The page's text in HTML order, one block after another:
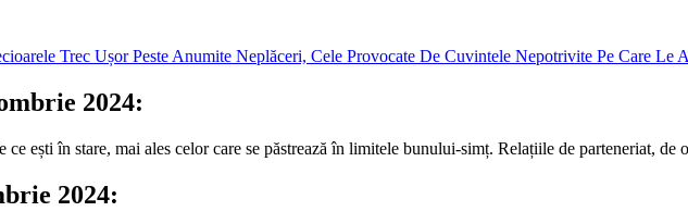
2024:
ce ești în stare, mai ales celor care se păstrează în limitele bunului-simț. Relațiile de parteneriat,
2024: